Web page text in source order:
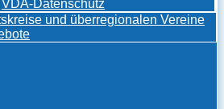
VDA-Datenschutz
und überregionalen Vereine